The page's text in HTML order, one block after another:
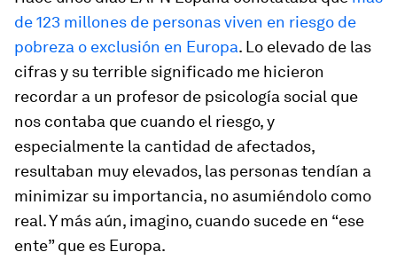
de 123 millones de personas viven en riesgo de
pobreza o exclusión en Europa. Lo elevado de las
cifras y su terrible significado me hicieron
recordar a un profesor de psicología social que
nos contaba que cuando el riesgo, y
especialmente la cantidad de afectados,
resultaban muy elevados, las personas tendían a
minimizar su importancia, no asumiéndolo como
real. Y más aún, imagino, cuando sucede en “ese
ente” que es Europa.